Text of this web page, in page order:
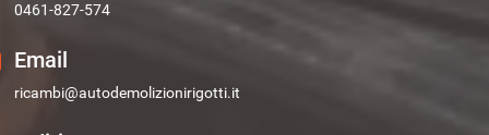
0461-827-574
Email
ricambi@autodemolizionirigotti.it